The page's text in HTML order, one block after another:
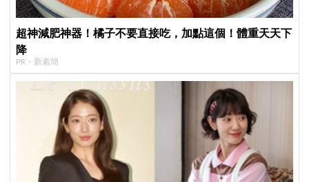
超神減肥神器！橘子不要直接吃，加點這個！體重天天下
降
PR・新素簡